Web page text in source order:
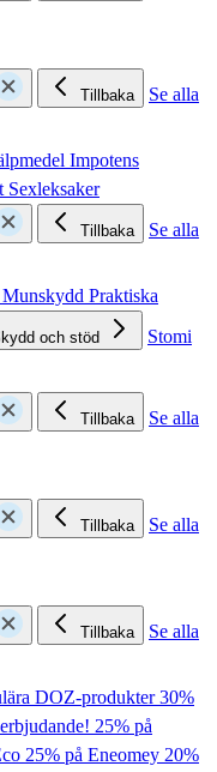
Tillbaka
Se alla
Impotens
Sexleksaker
Tillbaka
Se alla
Munskydd Praktiska
och stöd
Stomi
Tillbaka
Se alla
Tillbaka
Se alla
Tillbaka
Se alla
DOZ-produkter30%
25% på
25% på Eneomey 20%